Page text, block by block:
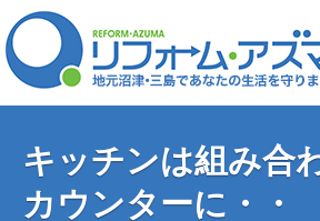
キッチンは組み合
カウンターに・・